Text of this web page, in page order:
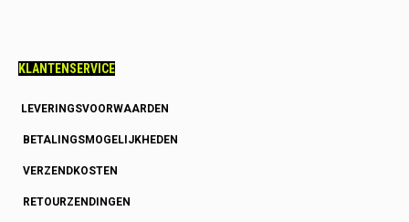
KLANTENSERVICE
LEVERINGSVOORWAARDEN
BETALINGSMOGELIJKHEDEN
VERZENDKOSTEN
RETOURZENDINGEN